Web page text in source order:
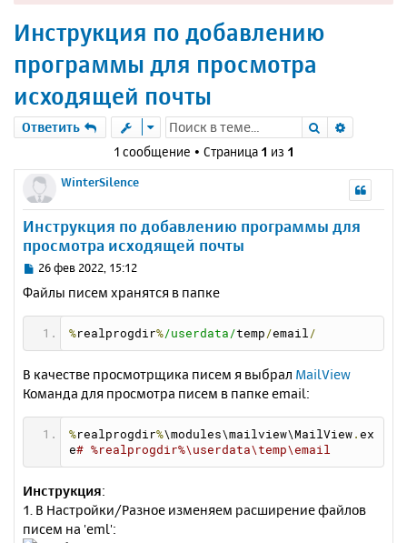
Инструкция по добавлению
программы для просмотра
исходящей почты
Ответить Поиск
1 сообщение • Страница 1 из 1
WinterSilence
Инструкция по добавлению программы для
просмотра исходящей почты
С
о
б
щ
е
и
е
26 фев 2022, 15:12
Файлы писем хранятся в папке
%realprogdir%/userdata/temp /email /
В качестве просмотрщика писем я выбрал MailView
Команда для просмотра писем в папке email:
%realprogdir%\modules\mailview\MailView . ex
e# %realprogdir%\userdata\temp\email
Инструкция:
1. В Настройки/Разное изменяем расширение файлов
писем на 'eml':